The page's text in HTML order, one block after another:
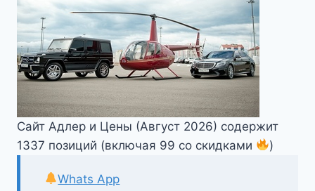
Сайт Адлер и Цены (Август 2026) содержит
1337 позиций (включая 99 со скидками
)
Whats App